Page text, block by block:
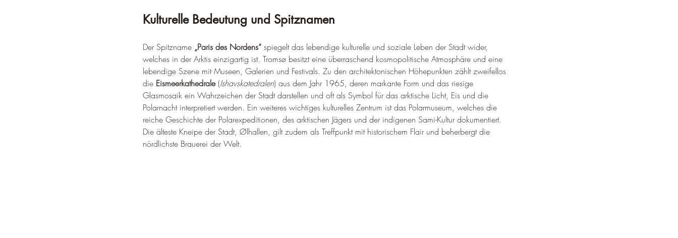
Kulturelle Bedeutung und Spitznamen
Der Spitzname „Paris des Nordens“ spiegelt das lebendige kulturelle und soziale Leben der Stadt wider,
welches in der Arktis einzigartig ist. Tromsø besitzt eine überraschend kosmopolitische Atmosphäre und eine
lebendige Szene mit Museen, Galerien und Festivals. Zu den architektonischen Höhepunkten zählt zweifellos
die Eismeerkathedrale (Ishavskatedralen) aus dem Jahr 1965, deren markante Form und das riesige
Glasmosaik ein Wahrzeichen der Stadt darstellen und oft als Symbol für das arktische Licht, Eis und die
Polarnacht interpretiert werden. Ein weiteres wichtiges kulturelles Zentrum ist das Polarmuseum, welches die
reiche Geschichte der Polarexpeditionen, des arktischen Jägers und der indigenen Sami-Kultur dokumentiert.
Die älteste Kneipe der Stadt, Ølhallen, gilt zudem als Treffpunkt mit historischem Flair und beherbergt die
nördlichste Brauerei der Welt.